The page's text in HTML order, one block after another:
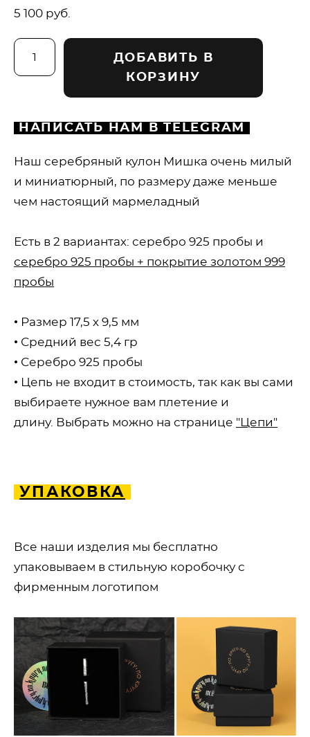
5 100 pуб.
ДОБАВИТЬ В
КОРЗИНУ
НАПИСАТЬ НАМ В TELEGRAM
Наш серебряный кулон Мишка очень милый
и миниатюрный, по размеру даже меньше
чем настоящий мармеладный
Есть в 2 вариантах: серебро 925 пробы и
серебро 925 пробы + покрытие золотом 999
пробы
• Размер 17,5 х 9,5 мм
• Средний вес 5,4 гр
• Серебро 925 пробы
• Цепь не входит в стоимость, так как вы сами
выбираете нужное вам плетение и
длину. Выбрать можно на странице "Цепи"
УПАКОВКА
Все наши изделия мы бесплатно
упаковываем в стильную коробочку с
фирменным логотипом